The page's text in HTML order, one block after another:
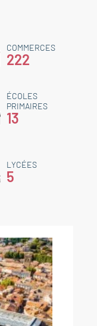
COMMERCES
222
ÉCOLES
PRIMAIRES
13
LYCÉES
5